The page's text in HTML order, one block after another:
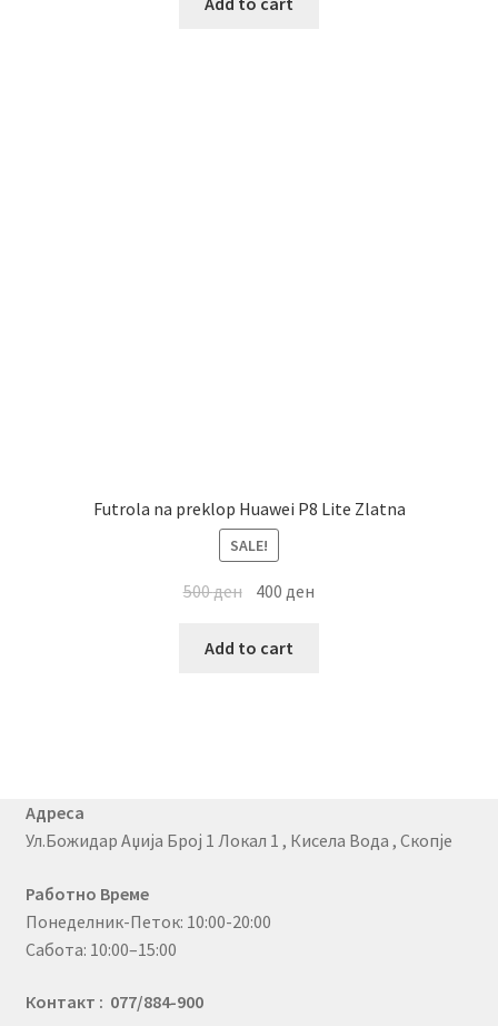
Futrola na preklop Huawei P8 Lite Zlatna
SALE!
500ден 400 ден
Add to cart
Адреса
Ул.Божидар Аџија Број 1 Локал 1 , Кисела Вода , Скопје
Работно Време
Понеделник-Петок: 10:00-20:00
Сабота: 10:00–15:00
Контакт : 077/884-900